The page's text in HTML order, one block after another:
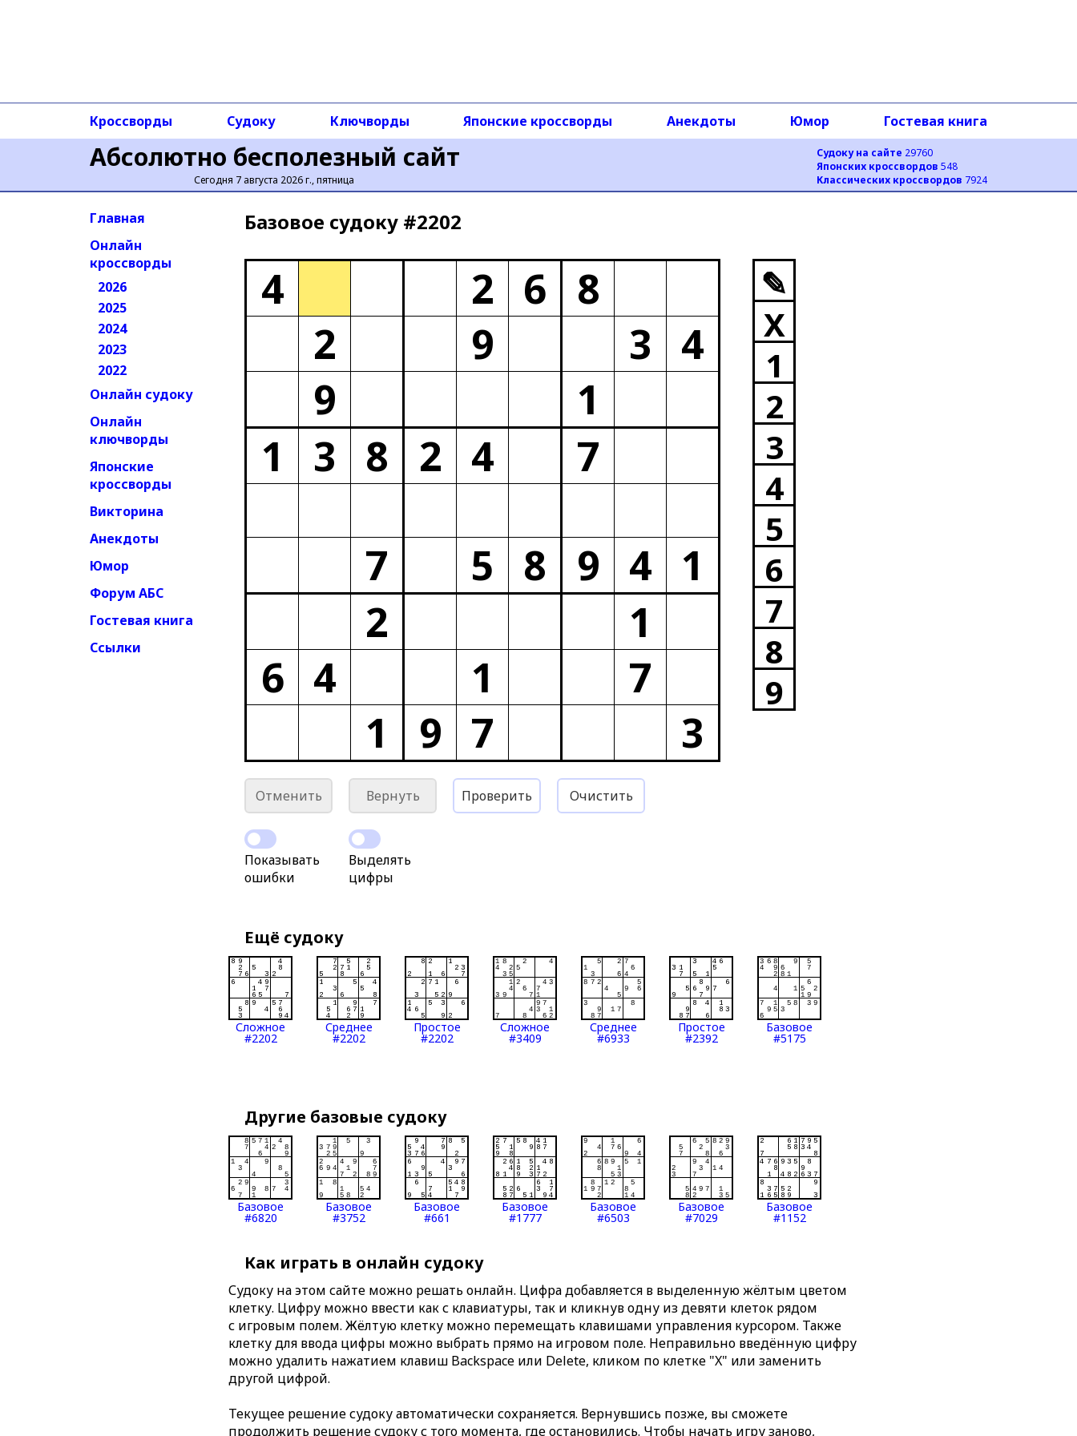
Абсолютно бесполезный сайт
Сегодня 7 августа 2026 г., пятница
Судоку на сайте 29760
Японских кроссвордов 548
Классических кроссвордов 7924
Кроссворды Судоку Ключворды Японские кроссворды Анекдоты Юмор Гостевая книга
Главная
Онлайн
кроссворды
2026
2025
2024
2023
2022
Онлайн судоку
Онлайн
ключворды
Японские
кроссворды
Викторина
Анекдоты
Юмор
Форум АБС
Гостевая книга
Ссылки
Базовое cудоку #2202
4 2 6
8
2
9 3 4
9
1
1
3 8 2 4
7
7
5 8 9 4 1
2
1
6 4 1
7
1
9 7 3
✎
X
1
2
3
4
5
6
7
8
9
Отменить Вернуть Проверить Очистить
Показывать
ошибки
Выделять
цифры
Ещё судоку
Сложное
#2202
Среднее
#2202
Простое
#2202
Сложное
#3409
Среднее
#6933
Простое
#2392
Базовое
#5175
Другие базовые судоку
Базовое
#6820
Базовое
#3752
Базовое
#661
Базовое
#1777
Базовое
#6503
Базовое
#7029
Базовое
#1152
Как играть в онлайн судоку
Судоку на этом сайте можно решать онлайн. Цифра добавляется в выделенную жёлтым цветом
клетку. Цифру можно ввести как с клавиатуры, так и кликнув одну из девяти клеток рядом
с игровым полем. Жёлтую клетку можно перемещать клавишами управления курсором. Также
клетку для ввода цифры можно выбрать прямо на игровом поле. Неправильно введённую цифру
можно удалить нажатием клавиш Backspace или Delete, кликом по клетке "X" или заменить
другой цифрой.
Текущее решение судоку автоматически сохраняется. Вернувшись позже, вы сможете
продолжить решение судоку с того момента, где остановились. Чтобы начать игру заново,